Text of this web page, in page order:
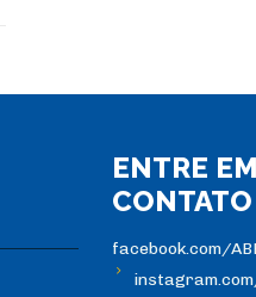
ENTRE EM
CONTATO
facebook.com/